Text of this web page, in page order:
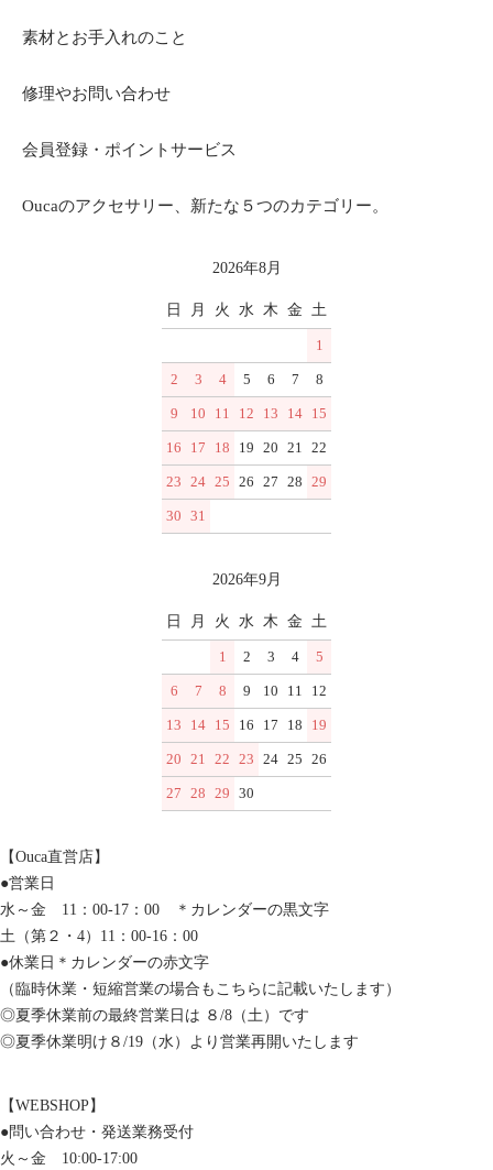
素材とお手入れのこと
修理やお問い合わせ
会員登録・ポイントサービス
Oucaのアクセサリー、新たな５つのカテゴリー。
2026年8月
日 月 火 水 木 金 土
1
2 3 4 5 6 7 8
9 10 11 12 13 14 15
16 17 18 19 20 21 22
23 24 25 26 27 28 29
30 31
2026年9月
日 月 火 水 木 金 土
1 2 3 4 5
6 7 8 9 10 11 12
13 14 15 16 17 18 19
20 21 22 23 24 25 26
27 28 29 30
【Ouca直営店】
●営業日
水～金 11：00-17：00 ＊カレンダーの黒文字
土（第２・4）11：00-16：00
●休業日＊カレンダーの赤文字
（臨時休業・短縮営業の場合もこちらに記載いたします）
◎夏季休業前の最終営業日は ８/8（土）です
◎夏季休業明け８/19（水）より営業再開いたします
【WEBSHOP】
●問い合わせ・発送業務受付
火～金 10:00-17:00